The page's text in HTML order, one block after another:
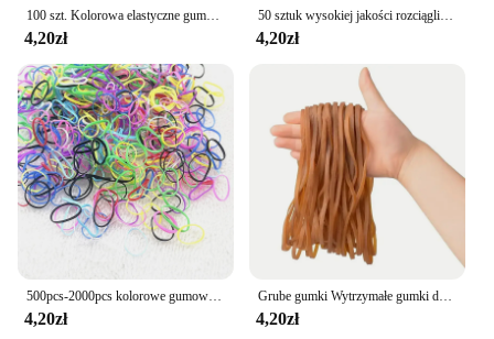
100 szt. Kolorowa elastyczne gumki do pakowania pieniędzy oraz 15 ~ 50mm lateksowa opaska ze skóry bydlęcej o wysokiej elastyczności, okrągłe wiązanie włosów
4,20zł
50 sztuk wysokiej jakości rozciągliwe solidne żółte gumowe pierścienie gumowe gumki grubość 1.5mm średnica 20mm-75mm
4,20zł
500pcs-2000pcs kolorowe gumowe pierścienie jednorazowe elastyczne gumki do włosów kucyk Holder gumka Scrunchies dziecięce akcesoria do włosów
4,20zł
Grube gumki Wytrzymałe gumki do puszek Teczka biurowa Mocne elastyczne gumki do szkoły, domu i biura
4,20zł